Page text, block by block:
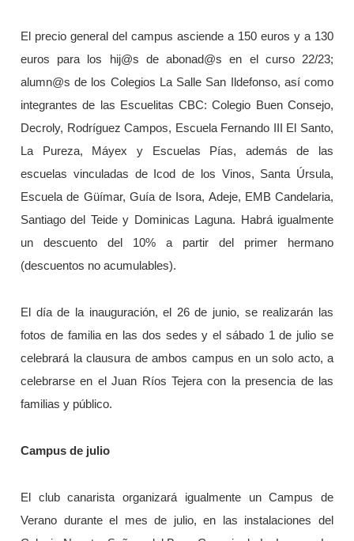
El precio general del campus asciende a 150 euros y a 130
euros para los hij@s de abonad@s en el curso 22/23;
alumn@s de los Colegios La Salle San Ildefonso, así como
integrantes de las Escuelitas CBC: Colegio Buen Consejo,
Decroly, Rodríguez Campos, Escuela Fernando III El Santo,
La Pureza, Máyex y Escuelas Pías, además de las
escuelas vinculadas de Icod de los Vinos, Santa Úrsula,
Escuela de Güímar, Guía de Isora, Adeje, EMB Candelaria,
Santiago del Teide y Dominicas Laguna. Habrá igualmente
un descuento del 10% a partir del primer hermano
(descuentos no acumulables).
El día de la inauguración, el 26 de junio, se realizarán las
fotos de familia en las dos sedes y el sábado 1 de julio se
celebrará la clausura de ambos campus en un solo acto, a
celebrarse en el Juan Ríos Tejera con la presencia de las
familias y público.
Campus de julio
El club canarista organizará igualmente un Campus de
Verano durante el mes de julio, en las instalaciones del